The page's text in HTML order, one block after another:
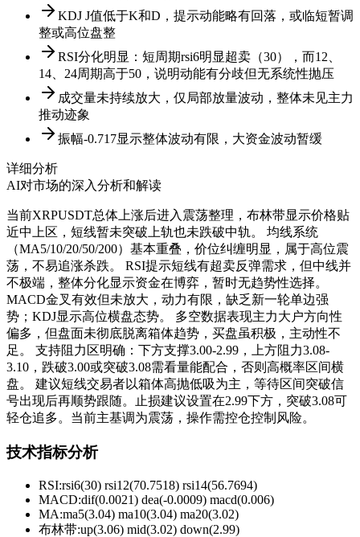
KDJ J值低于K和D，提示动能略有回落，或临短暂调
整或高位盘整
RSI分化明显：短周期rsi6明显超卖（30），而12、
14、24周期高于50，说明动能有分歧但无系统性抛压
成交量未持续放大，仅局部放量波动，整体未见主力
推动迹象
振幅-0.717显示整体波动有限，大资金波动暂缓
详细分析
AI对市场的深入分析和解读
当前XRPUSDT总体上涨后进入震荡整理，布林带显示价格贴
近中上区，短线暂未突破上轨也未跌破中轨。 均线系统
（MA5/10/20/50/200）基本重叠，价位纠缠明显，属于高位震
荡，不易追涨杀跌。 RSI提示短线有超卖反弹需求，但中线并
不极端，整体分化显示资金在博弈，暂时无趋势性选择。
MACD金叉有效但未放大，动力有限，缺乏新一轮单边强
势；KDJ显示高位横盘态势。 多空数据表现主力大户方向性
偏多，但盘面未彻底脱离箱体趋势，买盘虽积极，主动性不
足。 支持阻力区明确：下方支撑3.00-2.99，上方阻力3.08-
3.10，跌破3.00或突破3.08需看量能配合，否则高概率区间横
盘。 建议短线交易者以箱体高抛低吸为主，等待区间突破信
号出现后再顺势跟随。止损建议设置在2.99下方，突破3.08可
轻仓追多。当前主基调为震荡，操作需控仓控制风险。
技术指标分析
RSI:rsi6(30) rsi12(70.7518) rsi14(56.7694)
MACD:dif(0.0021) dea(-0.0009) macd(0.006)
MA:ma5(3.04) ma10(3.04) ma20(3.02)
布林带:up(3.06) mid(3.02) down(2.99)